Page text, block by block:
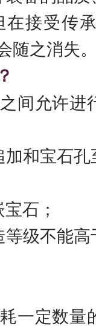
接受传
随之消失
间允许进
和宝石
石；
级不能
一定数量